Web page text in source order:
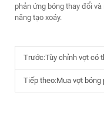
phản ứng bóng thay đổi
năng tạo xoáy.
Trước:Tùy chỉnh vợt có thể
Tiếp theo:Mua vợt bóng